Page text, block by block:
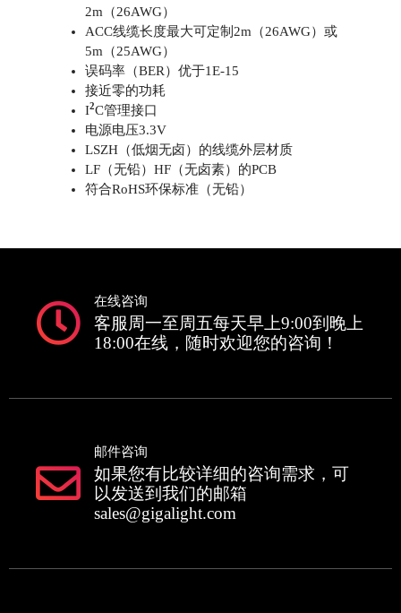
2m（26AWG）
ACC线缆长度最大可定制2m（26AWG）或
5m（25AWG）
误码率（BER）优于1E-15
接近零的功耗
I2C管理接口
电源电压3.3V
LSZH（低烟无卤）的线缆外层材质
LF（无铅）HF（无卤素）的PCB
符合RoHS环保标准（无铅）
在线咨询
客服周一至周五每天早上9:00到晚上
18:00在线，随时欢迎您的咨询！
邮件咨询
如果您有比较详细的咨询需求，可
以发送到我们的邮箱
sales@gigalight.com